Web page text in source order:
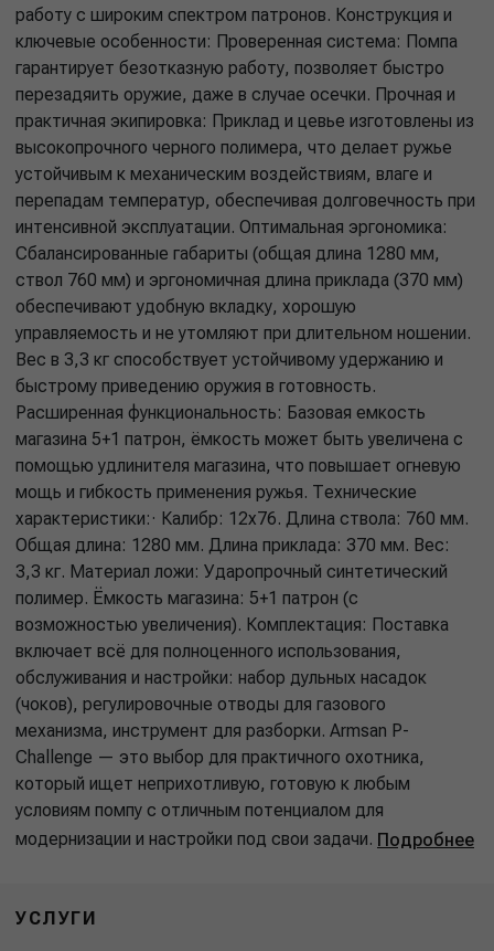
работу с широким спектром патронов. Конструкция и
ключевые особенности: Проверенная система: Помпа
гарантирует безотказную работу, позволяет быстро
перезадяить оружие, даже в случае осечки. Прочная и
практичная экипировка: Приклад и цевье изготовлены из
высокопрочного черного полимера, что делает ружье
устойчивым к механическим воздействиям, влаге и
перепадам температур, обеспечивая долговечность при
интенсивной эксплуатации. Оптимальная эргономика:
Сбалансированные габариты (общая длина 1280 мм,
ствол 760 мм) и эргономичная длина приклада (370 мм)
обеспечивают удобную вкладку, хорошую
управляемость и не утомляют при длительном ношении.
Вес в 3,3 кг способствует устойчивому удержанию и
быстрому приведению оружия в готовность.
Расширенная функциональность: Базовая емкость
магазина 5+1 патрон, ёмкость может быть увеличена с
помощью удлинителя магазина, что повышает огневую
мощь и гибкость применения ружья. Технические
характеристики:· Калибр: 12х76. Длина ствола: 760 мм.
Общая длина: 1280 мм. Длина приклада: 370 мм. Вес:
3,3 кг. Материал ложи: Ударопрочный синтетический
полимер. Ёмкость магазина: 5+1 патрон (с
возможностью увеличения). Комплектация: Поставка
включает всё для полноценного использования,
обслуживания и настройки: набор дульных насадок
(чоков), регулировочные отводы для газового
механизма, инструмент для разборки. Armsan P-
Challenge — это выбор для практичного охотника,
который ищет неприхотливую, готовую к любым
условиям помпу с отличным потенциалом для
модернизации и настройки под свои задачи. Подробнее
УСЛУГИ